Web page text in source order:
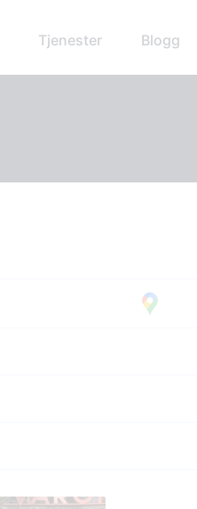
Tjenester Blogg